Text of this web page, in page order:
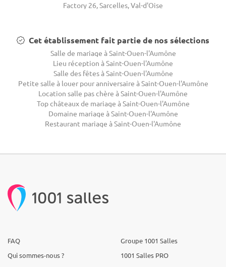
Factory 26, Sarcelles, Val-d'Oise
Cet établissement fait partie de nos sélections
Salle de mariage à Saint-Ouen-l'Aumône
Lieu réception à Saint-Ouen-l'Aumône
Salle des fêtes à Saint-Ouen-l'Aumône
Petite salle à louer pour anniversaire à Saint-Ouen-l'Aumône
Location salle pas chère à Saint-Ouen-l'Aumône
Top châteaux de mariage à Saint-Ouen-l'Aumône
Domaine mariage à Saint-Ouen-l'Aumône
Restaurant mariage à Saint-Ouen-l'Aumône
FAQ
Qui sommes-nous ?
Groupe 1001 Salles
1001 Salles PRO